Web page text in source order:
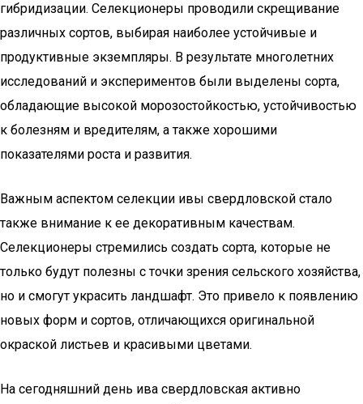
гибридизации. Селекционеры проводили скрещивание
различных сортов, выбирая наиболее устойчивые и
продуктивные экземпляры. В результате многолетних
исследований и экспериментов были выделены сорта,
обладающие высокой морозостойкостью, устойчивостью
к болезням и вредителям, а также хорошими
показателями роста и развития.
Важным аспектом селекции ивы свердловской стало
также внимание к ее декоративным качествам.
Селекционеры стремились создать сорта, которые не
только будут полезны с точки зрения сельского хозяйства,
но и смогут украсить ландшафт. Это привело к появлению
новых форм и сортов, отличающихся оригинальной
окраской листьев и красивыми цветами.
На сегодняшний день ива свердловская активно